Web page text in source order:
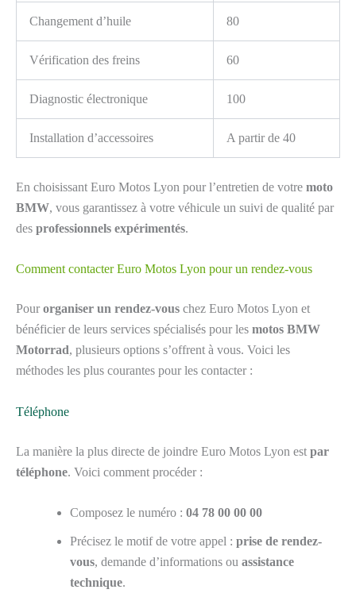
Changement d’huile 80
Vérification des freins 60
Diagnostic électronique 100
Installation d’accessoires A partir de 40
En choisissant Euro Motos Lyon pour l’entretien de votre moto
BMW, vous garantissez à votre véhicule un suivi de qualité par
des professionnels expérimentés.
Comment contacter Euro Motos Lyon pour un rendez-vous
Pour organiser un rendez-vous chez Euro Motos Lyon et
bénéficier de leurs services spécialisés pour les motos BMW
Motorrad, plusieurs options s’offrent à vous. Voici les
méthodes les plus courantes pour les contacter :
Téléphone
La manière la plus directe de joindre Euro Motos Lyon est par
téléphone. Voici comment procéder :
Composez le numéro : 04 78 00 00 00
Précisez le motif de votre appel : prise de rendez-
vous, demande d’informations ou assistance
technique.